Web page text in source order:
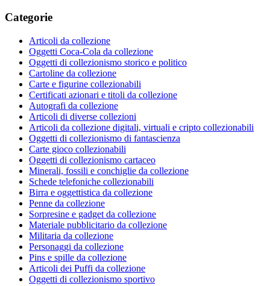
Categorie
Articoli da collezione
Oggetti Coca-Cola da collezione
Oggetti di collezionismo storico e politico
Cartoline da collezione
Carte e figurine collezionabili
Certificati azionari e titoli da collezione
Autografi da collezione
Articoli di diverse collezioni
Articoli da collezione digitali, virtuali e cripto collezionabili
Oggetti di collezionismo di fantascienza
Carte gioco collezionabili
Oggetti di collezionismo cartaceo
Minerali, fossili e conchiglie da collezione
Schede telefoniche collezionabili
Birra e oggettistica da collezione
Penne da collezione
Sorpresine e gadget da collezione
Materiale pubblicitario da collezione
Militaria da collezione
Personaggi da collezione
Pins e spille da collezione
Articoli dei Puffi da collezione
Oggetti di collezionismo sportivo